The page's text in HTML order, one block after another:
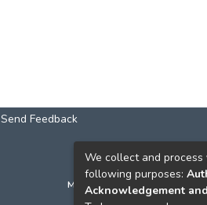
Send Feedback
м. Київ, вул. Григорія
We collect and
following purposes:
Acknowledgement